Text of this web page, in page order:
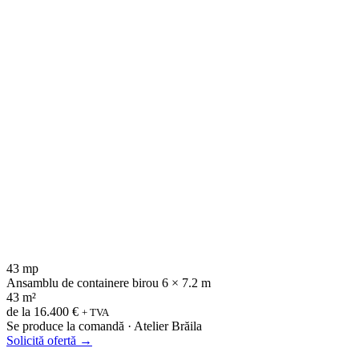
43 mp
Ansamblu de containere birou 6 × 7.2 m
43 m²
de la 16.400 € + TVA
Se produce la comandă · Atelier Brăila
Solicită ofertă →